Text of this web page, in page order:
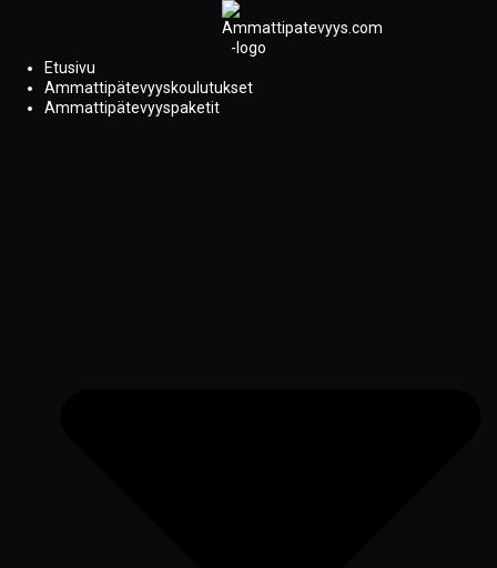
Etusivu
Ammattipätevyyskoulutukset
Ammattipätevyyspaketit